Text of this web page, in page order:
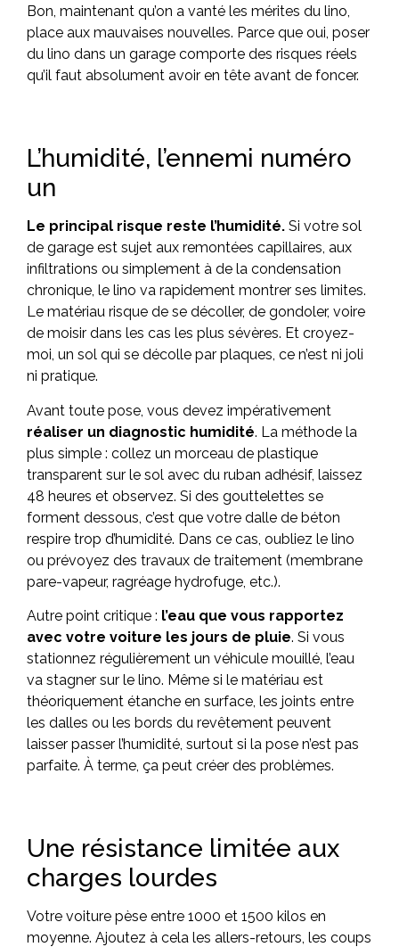
Bon, maintenant qu’on a vanté les mérites du lino,
place aux mauvaises nouvelles. Parce que oui, poser
du lino dans un garage comporte des risques réels
qu’il faut absolument avoir en tête avant de foncer.
L’humidité, l’ennemi numéro
un
Le principal risque reste l’humidité. Si votre sol
de garage est sujet aux remontées capillaires, aux
infiltrations ou simplement à de la condensation
chronique, le lino va rapidement montrer ses limites.
Le matériau risque de se décoller, de gondoler, voire
de moisir dans les cas les plus sévères. Et croyez-
moi, un sol qui se décolle par plaques, ce n’est ni joli
ni pratique.
Avant toute pose, vous devez impérativement
réaliser un diagnostic humidité. La méthode la
plus simple : collez un morceau de plastique
transparent sur le sol avec du ruban adhésif, laissez
48 heures et observez. Si des gouttelettes se
forment dessous, c’est que votre dalle de béton
respire trop d’humidité. Dans ce cas, oubliez le lino
ou prévoyez des travaux de traitement (membrane
pare-vapeur, ragréage hydrofuge, etc.).
Autre point critique : l’eau que vous rapportez
avec votre voiture les jours de pluie. Si vous
stationnez régulièrement un véhicule mouillé, l’eau
va stagner sur le lino. Même si le matériau est
théoriquement étanche en surface, les joints entre
les dalles ou les bords du revêtement peuvent
laisser passer l’humidité, surtout si la pose n’est pas
parfaite. À terme, ça peut créer des problèmes.
Une résistance limitée aux
charges lourdes
Votre voiture pèse entre 1000 et 1500 kilos en
moyenne. Ajoutez à cela les allers-retours, les coups